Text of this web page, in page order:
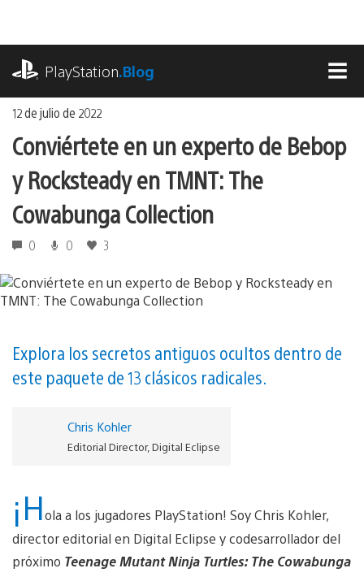
contenido
PlayStation.Blog
12 de julio de 2022
Conviértete en un experto de Bebop
y Rocksteady en TMNT: The
Cowabunga Collection
0 0 3
Explora los secretos antiguos ocultos dentro de
este paquete de 13 clásicos radicales.
Chris Kohler
Editorial Director, Digital Eclipse
¡Hola a los jugadores PlayStation! Soy Chris Kohler,
director editorial en Digital Eclipse y codesarrollador del
próximo Teenage Mutant Ninja Turtles: The Cowabunga